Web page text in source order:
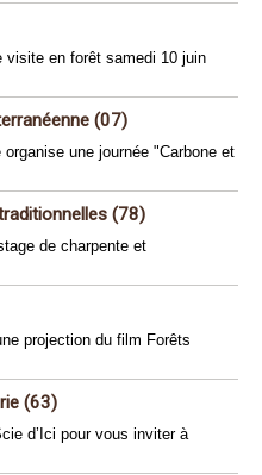
visite en forêt samedi 10 juin
(07)
organise une journée "Carbone et
(78)
de charpente et
projection du film Forêts
(63)
d’Ici pour vous inviter à